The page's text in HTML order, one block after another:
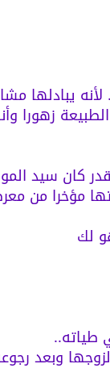
.. لأنه
زهورا
كان سيد
مؤخرا من
لك
طياته..
وبعد